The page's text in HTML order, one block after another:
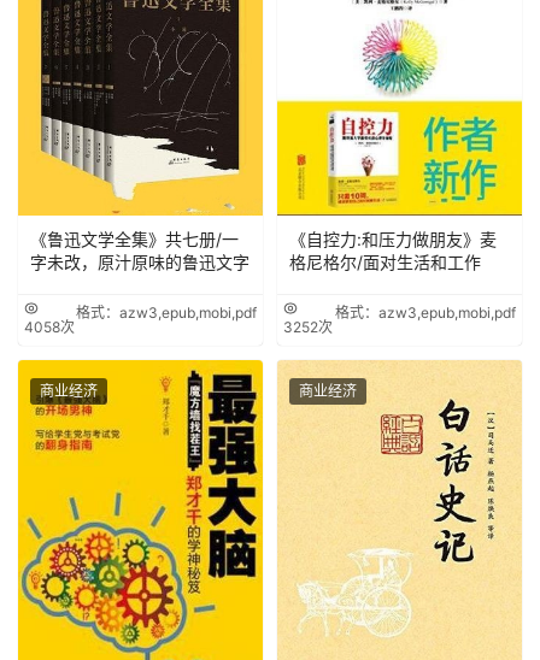
《鲁迅文学全集》共七册/一
字未改，原汁原味的鲁迅文字
4058次
格式：azw3,epub,mobi,pdf
《自控力:和压力做朋友》麦
格尼格尔/面对生活和工作
3252次
格式：azw3,epub,mobi,pdf
商业经济 商业经济